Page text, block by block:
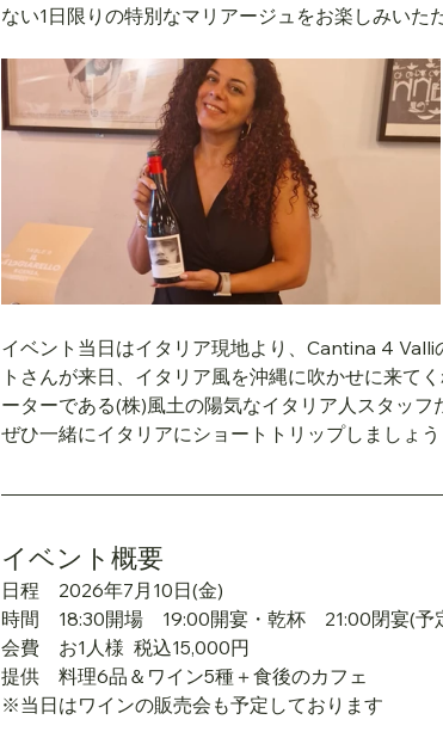
ない1日限りの特別なマリアージュをお楽しみいた
イベント当日はイタリア現地より、Cantina 4
トさんが来日、イタリア風を沖縄に吹かせに来て
ーターである(株)風土の陽気なイタリア人スタッフ
ぜひ一緒にイタリアにショートトリップしましょ
イベント概要
日程　2026年7月10日(金)
時間　18:30開場　19:00開宴・乾杯　21:00閉宴(予
会費　お1人様  税込15,000円
提供　料理6品＆ワイン5種＋食後のカフェ
※当日はワインの販売会も予定しております